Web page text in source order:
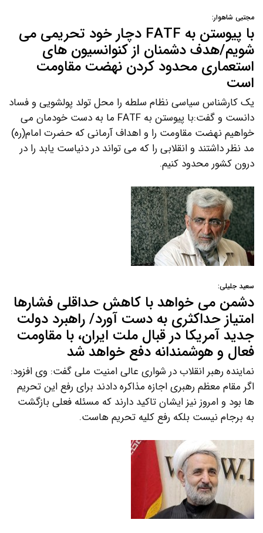
مجتبی شاهوار:
با پیوستن به FATF دچار خود تحریمی می
شویم/هدف دشمنان از کنوانسیون های
استعماری محدود کردن نهضت مقاومت
است
یک کارشناس سیاسی نظام سلطه را محل تولد پولشویی و فساد
دانست و گفت:با پیوستن به FATF ما به دست خودمان می
خواهیم نهضت مقاومت را و اهداف آرمانی که حضرت امام(ره)
مد نظر داشتند و انقلابی را که می تواند در دنیاست یابد را در
درون کشور محدود کنیم.
سعید جلیلی:
دشمن می خواهد با کاهش حداقلی فشارها
امتیاز حداکثری به دست آورد/ راهبرد دولت
جدید آمریکا در قبال ملت ایران، با مقاومت
فعال و هوشمندانه دفع خواهد شد
نماینده رهبر انقلاب در شواری عالی امنیت ملی گفت: وی افزود:
اگر مقام معظم رهبری اجازه مذاکره دادند برای رفع این تحریم
ها بود و امروز نیز ایشان تاکید دارند که مسئله فعلی بازگشت
به برجام نیست بلکه رفع کلیه تحریم هاست.